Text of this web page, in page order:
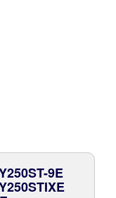
9E